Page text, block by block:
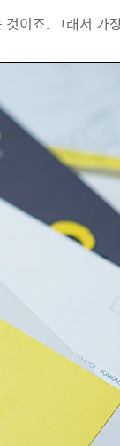
이죠. 그래서 가